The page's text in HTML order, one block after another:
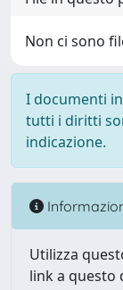
Non ci sono
I documenti
tutti i diritti
indicazione.
Utilizza
link a questo